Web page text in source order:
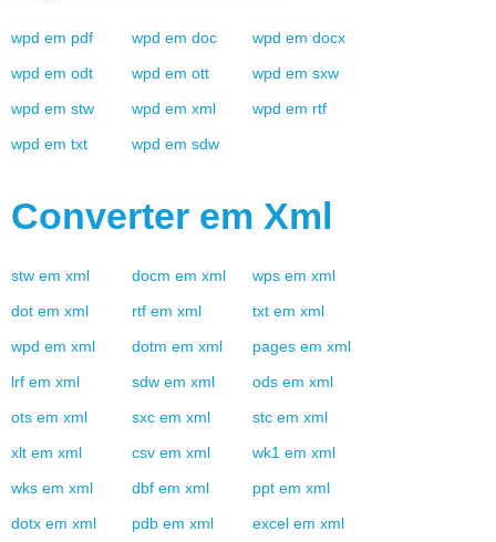
wpd em pdf wpd em doc wpd em docx
wpd em odt wpd em ott wpd em sxw
wpd em stw wpd em xml wpd em rtf
wpd em txt wpd em sdw
Converter em Xml
stw em xml docm em xml wps em xml
dot em xml rtf em xml txt em xml
wpd em xml dotm em xml pages em xml
lrf em xml sdw em xml ods em xml
ots em xml sxc em xml stc em xml
xlt em xml csv em xml wk1 em xml
wks em xml dbf em xml ppt em xml
dotx em xml pdb em xml excel em xml